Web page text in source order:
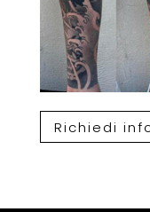
Richiedi